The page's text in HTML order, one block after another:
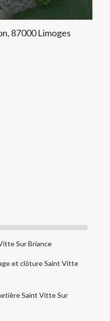
87000 Limoges
Sur Briance
et clôture Saint Vitte
Saint Vitte Sur